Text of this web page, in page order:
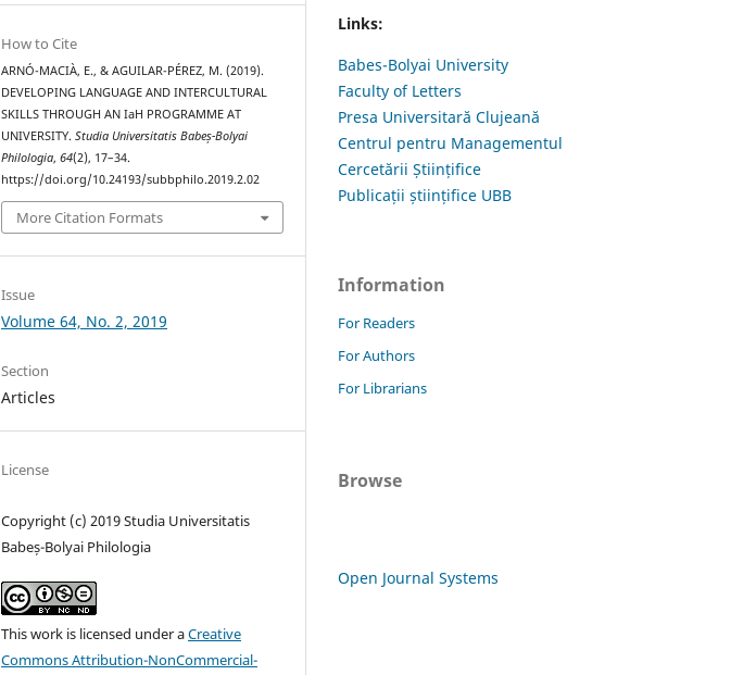
How to Cite
ARNÓ-MACIÀ, E., & AGUILAR-PÉREZ, M. (2019).
DEVELOPING LANGUAGE AND INTERCULTURAL
SKILLS THROUGH AN IaH PROGRAMME AT
UNIVERSITY.Studia Universitatis Babeș-Bolyai
Philologia,64(2), 17–34.
https://doi.org/10.24193/subbphilo.2019.2.02
More Citation Formats
Issue
Volume 64, No. 2, 2019
Section
Articles
License
Copyright (c) 2019 Studia Universitatis
Babeș-Bolyai Philologia
This work is licensed under aCreative
Commons Attribution-NonCommercial-
Links:
Babes-Bolyai University
Faculty of Letters
Presa Universitară Clujeană
Centrul pentru Managementul
Cercetării Științifice
Publicații științifice UBB
Information
For Readers
For Authors
For Librarians
Browse
Open Journal Systems